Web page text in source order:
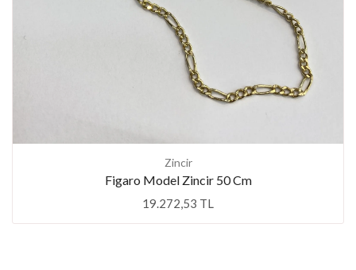
Zincir
Figaro Model Zincir 50 Cm
19.272,53 TL